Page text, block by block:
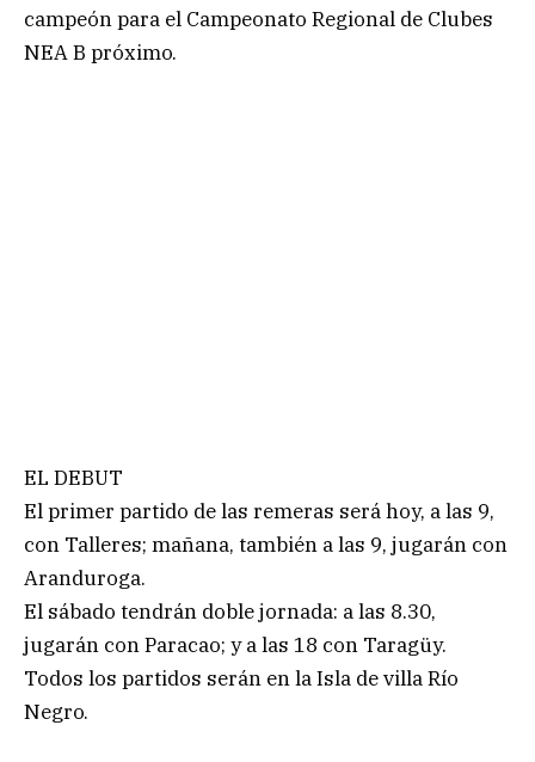
campeón para el Campeonato Regional de Clubes
NEA B próximo.
EL DEBUT
El primer partido de las remeras será hoy, a las 9,
con Talleres; mañana, también a las 9, jugarán con
Aranduroga.
El sábado tendrán doble jornada: a las 8.30,
jugarán con Paracao; y a las 18 con Taragüy.
Todos los partidos serán en la Isla de villa Río
Negro.